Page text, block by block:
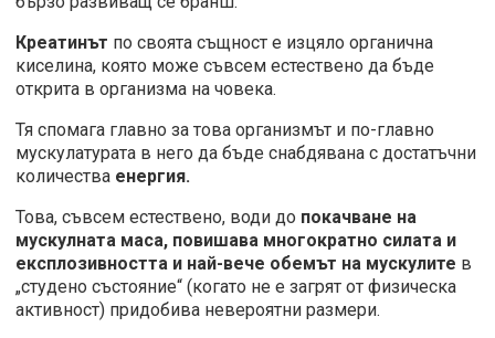
Креатинът по своята същност е изцяло органична
киселина, която може съвсем естествено да бъде
открита в организма на човека.
Тя спомага главно за това организмът и по-главно
мускулатурата в него да бъде снабдявана с достатъчни
количества енергия.
Това, съвсем естествено, води до покачване на
мускулната маса, повишава многократно силата и
експлозивността и най-вече обемът на мускулите в
„студено състояние“ (когато не е загрят от физическа
активност) придобива невероятни размери.